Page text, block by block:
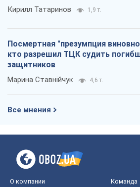
Кирилл Татаринов 1,9 т.
Посмертная "презумпция
кто разрешил ТЦК судить
защитников
Марина Ставнійчук 4,6 т.
Все мнения
О компании Команда